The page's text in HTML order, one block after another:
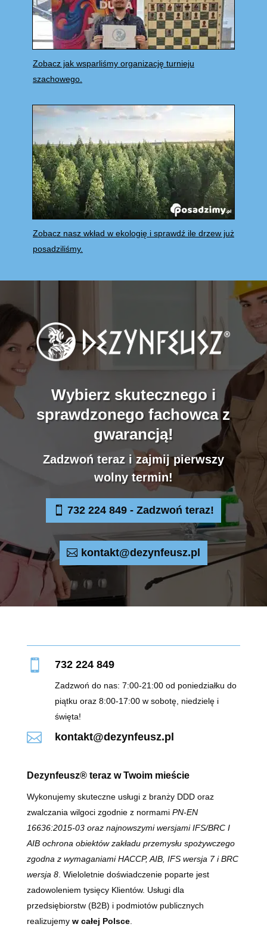
Zobacz jak wsparliśmy organizację turnieju
szachowego.
Zobacz nasz wkład w ekologię i sprawdź ile drzew już
posadziliśmy.
Wybierz skutecznego i
sprawdzonego fachowca z
gwarancją!
Zadzwoń teraz i zajmij pierwszy
wolny termin!
732 224 849 - Zadzwoń teraz!
kontakt@dezynfeusz.pl
732 224 849
Zadzwoń do nas: 7:00-21:00 od poniedziałku do
piątku oraz 8:00-17:00 w sobotę, niedzielę i
święta!
 kontakt@dezynfeusz.pl
Dezynfeusz® teraz w Twoim mieście
Wykonujemy skuteczne usługi z branży DDD oraz
zwalczania wilgoci zgodnie z normami PN-EN
16636:2015-03 oraz najnowszymi wersjami IFS/BRC I
AIB ochrona obiektów zakładu przemysłu spożywczego
zgodna z wymaganiami HACCP, AIB, IFS wersja 7 i BRC
wersja 8. Wieloletnie doświadczenie poparte jest
zadowoleniem tysięcy Klientów. Usługi dla
przedsiębiorstw (B2B) i podmiotów publicznych
realizujemy w całej Polsce.